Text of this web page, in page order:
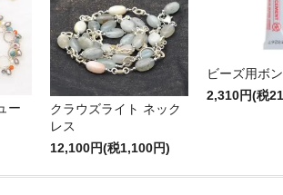
ー
クラウズライト ネック
レス
12,100円(税1,100円)
ビーズ用ボ
2,310円(税